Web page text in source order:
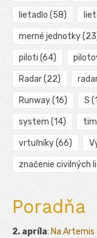
lietadlo (58)
merné jednotky
piloti (64)
Radar(22)
Runway(16) S
system (14)
vrtuľníky(66)
značenie civilných
Poradňa
2. apríla: Na